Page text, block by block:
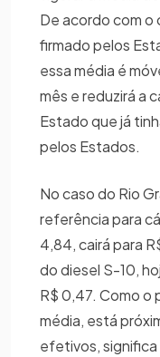
De acordo com o
firmado pelos
essa média é
mês e reduzirá a
Estado que já
pelos Estados.
No caso do Rio
referência para
4,84, cairá para
do diesel S-10,
R$ 0,47. Como o
média, está
efetivos, significa